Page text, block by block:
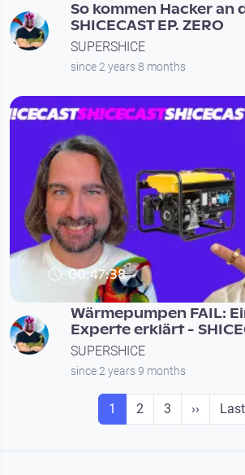
So kommen Hacker an
SHICECAST EP. ZERO
SUPERSHICE
since 2 years 8 months
00:47:38
Wärmepumpen FAIL:
Experte erklärt -
SUPERSHICE
since 2 years 9 months
Seitennummerierung
Seite
1 Seite
2 Seite
3 Next page
›› Last